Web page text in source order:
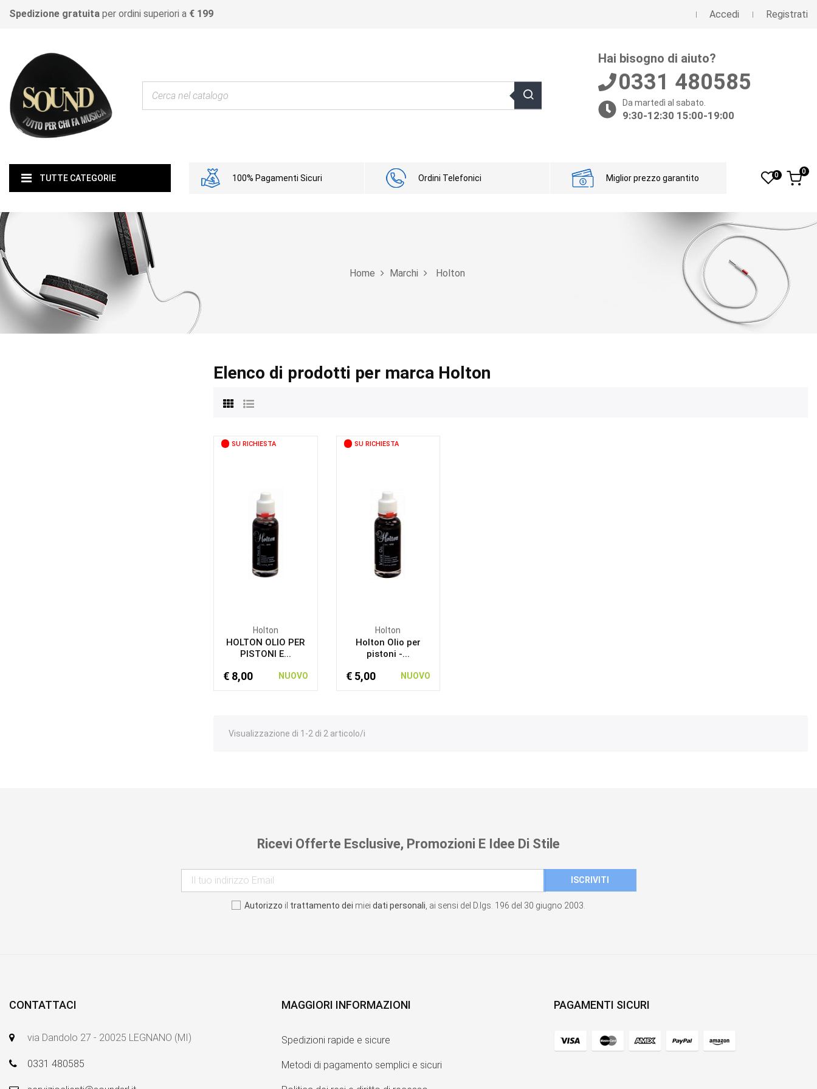
Spedizione gratuita per ordini superiori a € 199 Accedi Registrati
Hai bisogno di aiuto?
0331 480585
Da martedì al sabato.
9:30-12:30 15:00-19:00
TUTTE CATEGORIE 100% Pagamenti Sicuri Ordini Telefonici Miglior prezzo garantito 0 0
Home Marchi Holton
Elenco di prodotti per marca Holton
SU RICHIESTA
Holton
HOLTON OLIO PER
PISTONI E...
€ 8,00 NUOVO
SU RICHIESTA
Holton
Holton Olio per
pistoni -...
€ 5,00 NUOVO
Visualizzazione di 1-2 di 2 articolo/i
Ricevi Offerte Esclusive, Promozioni E Idee Di Stile
Autorizzo il trattamento dei miei dati personali , ai sensi del D.lgs. 196 del 30 giugno 2003.
CONTATTACI
via Dandolo 27 - 20025 LEGNANO (MI)
0331 480585
MAGGIORI INFORMAZIONI
Spedizioni rapide e sicure
Metodi di pagamento semplici e sicuri
PAGAMENTI SICURI